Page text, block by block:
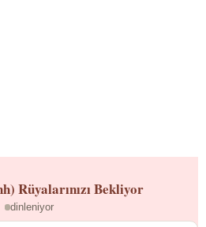
Rüyalarınızı Bekliyor
dinleniyor